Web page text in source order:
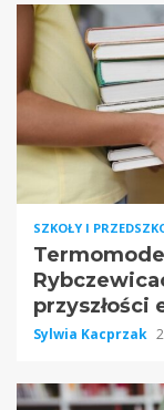
SZKOŁY I
przyszłości
Sylwia Kacprzak